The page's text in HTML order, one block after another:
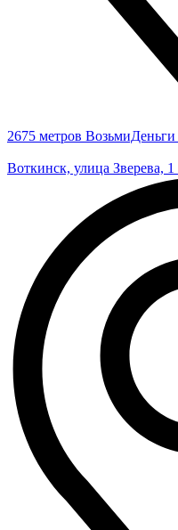
2675 метров ВозьмиДеньги
Воткинск, улица Зверева, 1